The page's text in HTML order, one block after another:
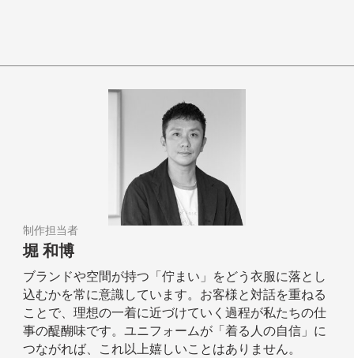
制作担当者
堀 和博
ブランドや空間が持つ「佇まい」をどう衣服に落とし
込むかを常に意識しています。お客様と対話を重ねる
ことで、理想の一着に近づけていく過程が私たちの仕
事の醍醐味です。ユニフォームが「着る人の自信」に
つながれば、これ以上嬉しいことはありません。